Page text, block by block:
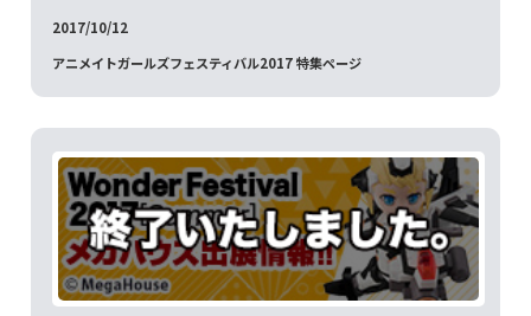
2017/10/12
アニメイトガールズフェスティバル2017 特集ページ